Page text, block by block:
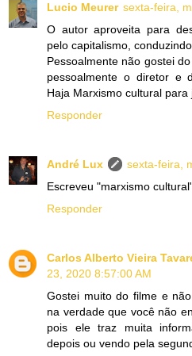
Lucio Meurer sexta-feira,
O autor aproveita para
pelo capitalismo,
Pessoalmente não gostei
pessoalmente o diretor e
Haja Marxismo cultural para
Responder
André Lux
sexta-feira,
Escreveu "marxismo
Responder
Carlos Alberto Vieira
23, 2020 8:57:00 AM
Gostei muito do filme e
na verdade que você não
pois ele traz muita
depois ou vendo pela